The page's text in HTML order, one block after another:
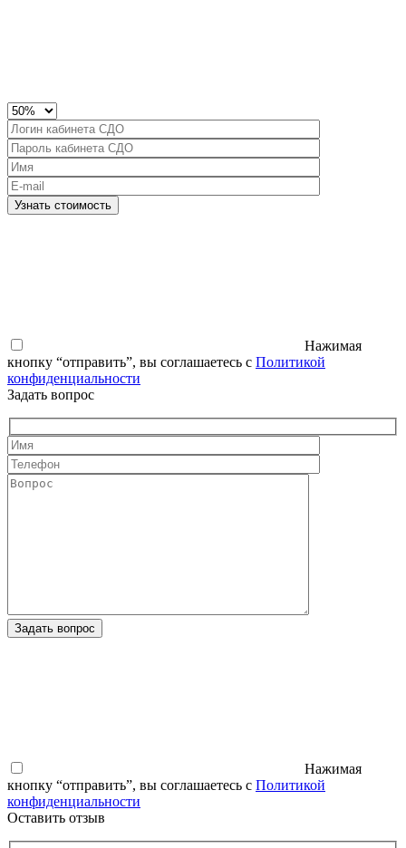
Узнать стоимость
Нажимая
кнопку “отправить”, вы соглашаетесь с Политикой
конфиденциальности
Задать вопрос
Задать вопрос
Нажимая
кнопку “отправить”, вы соглашаетесь с Политикой
конфиденциальности
Оставить отзыв